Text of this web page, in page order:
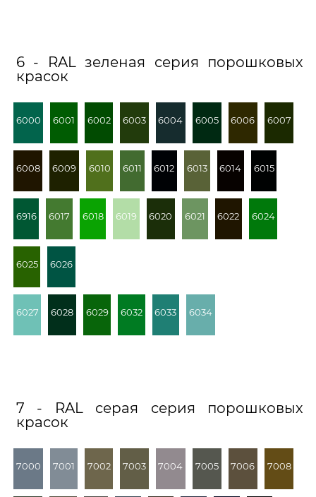
6 - RAL зеленая серия порошковых
красок
6000 6001 6002 6003 6004 6005 6006 6007
6008 6009 6010 6011 6012 6013 6014 6015
6916 6017 6018 6019 6020 6021 6022 6024
6025 6026
6027 6028 6029 6032 6033 6034
7 - RAL серая серия порошковых
красок
7000 7001 7002 7003 7004 7005 7006 7008